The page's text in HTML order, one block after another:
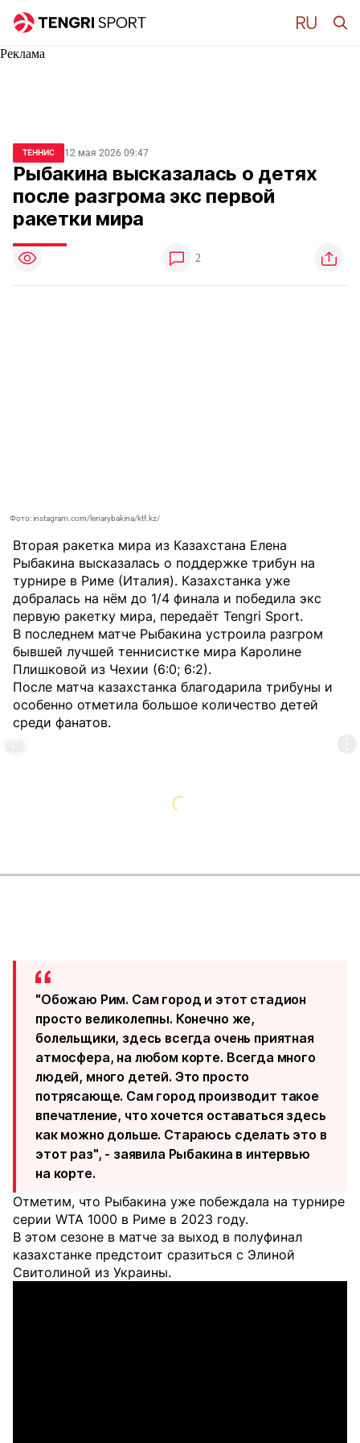
Реклама
ТЕННИС 12 мая 2026 09:47
Рыбакина высказалась о детях
после разгрома экс первой
ракетки мира
2
Фото: instagram.com/lenarybakina/ktf.kz/
Вторая ракетка мира из Казахстана Елена
Рыбакина высказалась о поддержке трибун на
турнире в Риме (Италия). Казахстанка уже
добралась на нём до 1/4 финала и победила экс
первую ракетку мира, передаёт Tengri Sport.
В последнем матче Рыбакина устроила разгром
бывшей лучшей теннисистке мира Каролине
Плишковой из Чехии (6:0; 6:2).
После матча казахстанка благодарила трибуны и
особенно отметила большое количество детей
среди фанатов.
"Обожаю Рим. Сам город и этот стадион
просто великолепны. Конечно же,
болельщики, здесь всегда очень приятная
атмосфера, на любом корте. Всегда много
людей, много детей. Это просто
потрясающе. Сам город производит такое
впечатление, что хочется оставаться здесь
как можно дольше. Стараюсь сделать это в
этот раз", - заявила Рыбакина в интервью
на корте.
Отметим, что Рыбакина уже побеждала на турнире
серии WTA 1000 в Риме в 2023 году.
В этом сезоне в матче за выход в полуфинал
казахстанке предстоит сразиться с Элиной
Свитолиной из Украины.